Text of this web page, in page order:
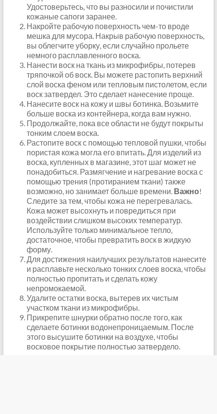
Удостоверьтесь, что вы разносили и почистили
кожаные сапоги заранее.
Накройте рабочую поверхность чем-то вроде
мешка для мусора. Накрыв рабочую поверхность,
вы облегчите уборку, если случайно прольете
немного расплавленного воска.
Нанести воск на ткань из микрофибры, потерев
тряпочкой об воск. Вы можете растопить верхний
слой воска феном или тепловым пистолетом, если
воск затвердел. Это сделает нанесение проще.
Нанесите воск на кожу и швы ботинка. Возьмите
больше воска из контейнера, когда вам нужно.
Продолжайте, пока все области не будут покрыты
тонким слоем воска.
Растопите воск с помощью тепловой пушки, чтобы
пористая кожа могла его впитать. Для изделий из
воска, купленных в магазине, этот шаг может не
понадобиться. Размягчение и нагревание воска с
помощью трения (протиранием ткани) также
возможно, но занимает больше времени. Важно!
Следите за тем, чтобы кожа не перегревалась.
Кожа может высохнуть и повредиться при
воздействии слишком высоких температур.
Используйте только минимальное тепло,
достаточное, чтобы превратить воск в жидкую
форму.
Для достижения наилучших результатов нанесите
и расплавьте несколько тонких слоев воска, чтобы
полностью пропитать и сделать кожу
непромокаемой.
Удалите остатки воска, вытерев их чистым
участком ткани из микрофибры.
Прикрепите шнурки обратно после того, как
сделаете ботинки водонепроницаемым. После
этого высушите ботинки на воздухе, чтобы
восковое покрытие полностью затвердело.